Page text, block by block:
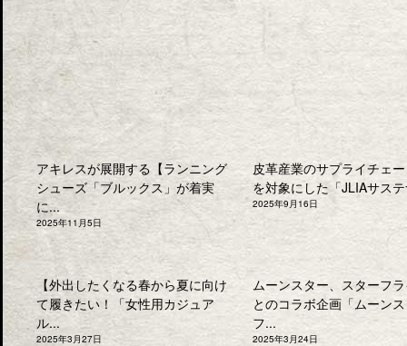
アキレスが展開する【ランニング
シューズ「ブルックス」が着実
に...
2025年11月5日
皮革産業のサプライチェ
を対象にした「JLIAサス
2025年9月16日
【外出したくなる春から夏に向け
て履きたい！「女性用カジュア
ル...
2025年3月27日
ムーンスター、スターフ
とのコラボ企画「ムーン
フ...
2025年3月24日